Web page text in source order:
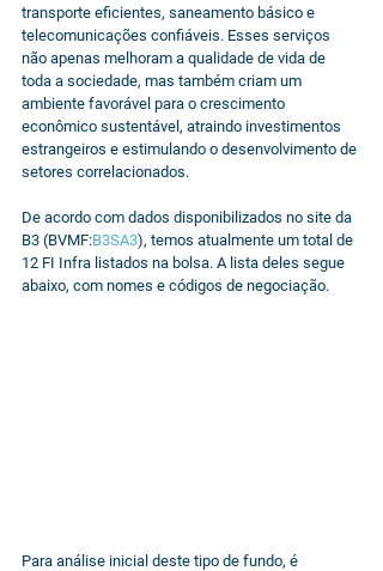
transporte eficientes, saneamento básico e
telecomunicações confiáveis. Esses serviços
não apenas melhoram a qualidade de vida de
toda a sociedade, mas também criam um
ambiente favorável para o crescimento
econômico sustentável, atraindo investimentos
estrangeiros e estimulando o desenvolvimento de
setores correlacionados.
De acordo com dados disponibilizados no site da
B3 (BVMF:B3SA3), temos atualmente um total de
12 FI Infra listados na bolsa. A lista deles segue
abaixo, com nomes e códigos de negociação.
Para análise inicial deste tipo de fundo, é